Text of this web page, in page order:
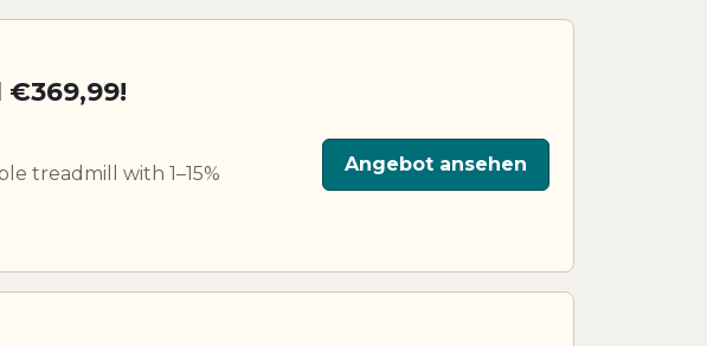
treadmill with 1–15%
Angebot ansehen